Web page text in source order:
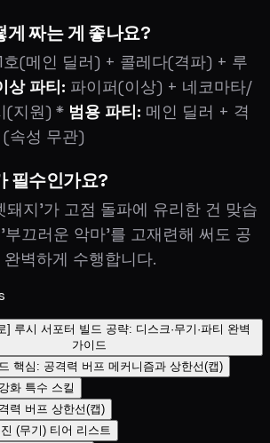
게 짜는 게 좋나요?
호(메인 딜러) + 콜레다(격파) + 루
상 파티: 파이퍼(이상) + 네코마타/
(지원) * 범용 파티: 메인 딜러 + 격
속성 무관)
필수인가요?
돼지'가 고점 돌파에 유리한 건 맞습
부끄러운 악마'를 고재련해 써도 공
벽하게 수행합니다.
] 루시 서포터 빌드 공략: 디스크·무기·파티 완벽
가이드
핵심: 공격력 버프 메커니즘과 상한선(캡)
화 특수 스킬
력 버프 상한선(캡)
(무기) 티어 리스트